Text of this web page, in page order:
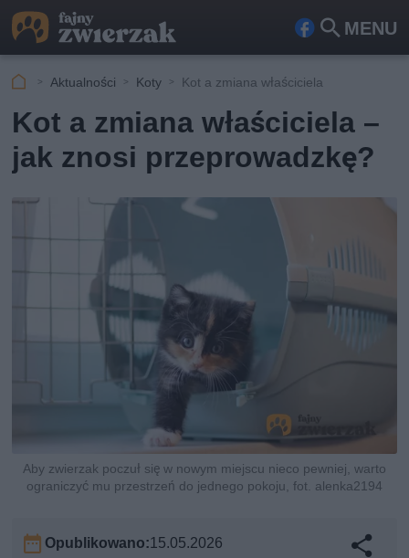
MENU
Fa
ook
Szu
Aktualności Koty Kot a zmiana właściciela
Kot a zmiana właściciela –
jak znosi przeprowadzkę?
Aby zwierzak poczuł się w nowym miejscu nieco pewniej, warto
ograniczyć mu przestrzeń do jednego pokoju, fot. alenka2194
Opublikowano:15.05.2026